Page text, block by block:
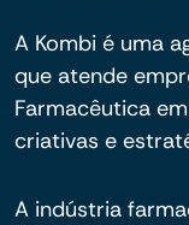
A Kombi é uma
que atende
Farmacêutica
criativas e
A indústria